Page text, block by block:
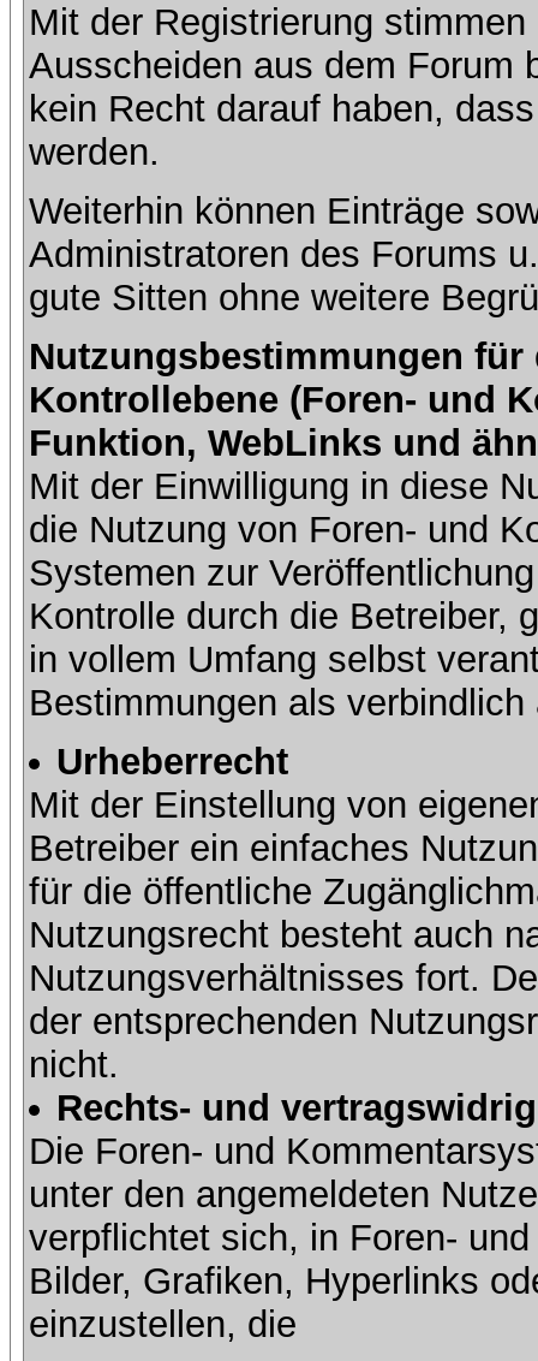
Mit der Registrierung
Ausscheiden aus dem Forum
kein Recht darauf haben,
werden.
Weiterhin können Einträge
Administratoren des Forums
gute Sitten ohne weitere
Nutzungsbestimmungen
Kontrollebene (Foren- und
Funktion, WebLinks und
Mit der Einwilligung in diese
die Nutzung von Foren- und
Systemen zur
Kontrolle durch die Betreiber,
in vollem Umfang selbst
Bestimmungen als verbindlich
Urheberrecht
Mit der Einstellung von
Betreiber ein einfaches
für die öffentliche
Nutzungsrecht besteht auch
Nutzungsverhältnisses fort.
der entsprechenden
nicht.
Rechts- und
Die Foren- und
unter den angemeldeten
verpflichtet sich, in Foren-
Bilder, Grafiken, Hyperlinks
einzustellen, die